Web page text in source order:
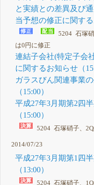
と実績との差異及び
当予想の修正に関する
5204 石塚
は0円に修正
連結子会社(特定子会
に関するお知らせ（
ガラスびん関連事業
（15:00）
平成27年3月期第2四
（15:00）
5204 石塚硝子、
2014/07/23
平成27年3月期第1四
（13:00）
5204 石塚硝子、